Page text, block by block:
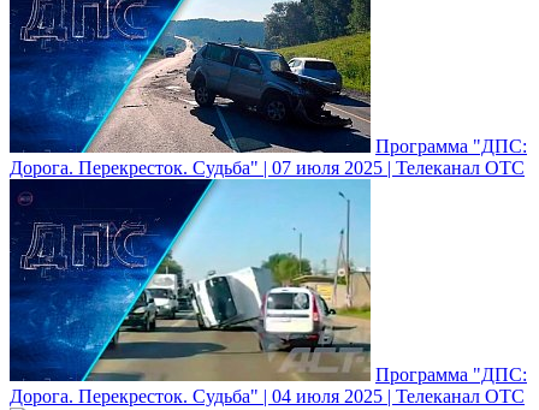
Программа "ДПС:
Дорога. Перекресток. Судьба" | 07 июля 2025 | Телеканал ОТС
Программа "ДПС:
Дорога. Перекресток. Судьба" | 04 июля 2025 | Телеканал ОТС